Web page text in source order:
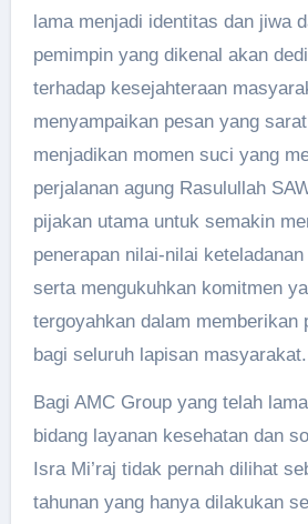
lama menjadi identitas dan jiwa
pemimpin yang dikenal akan
terhadap kesejahteraan
menyampaikan pesan yang
menjadikan momen suci yang
perjalanan agung Rasulullah
pijakan utama untuk semakin
penerapan nilai-nilai
serta mengukuhkan komitmen
tergoyahkan dalam memberikan
bagi seluruh lapisan masyarakat.
Bagi AMC Group yang telah
bidang layanan kesehatan dan
Isra Mi’raj tidak pernah dilihat
tahunan yang hanya dilakukan